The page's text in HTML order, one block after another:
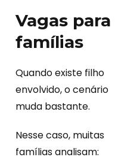
Vagas para
famílias
Quando existe filho
envolvido, o cenário
muda bastante.
Nesse caso, muitas
famílias analisam: